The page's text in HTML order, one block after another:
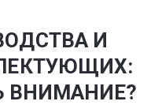
И
ВНИМАНИЕ?